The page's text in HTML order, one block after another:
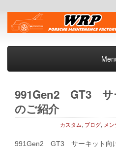
991Gen2 GT3 サ
のご紹介
カスタム, ブログ, メ
991Gen2 GT3 サーキット向け